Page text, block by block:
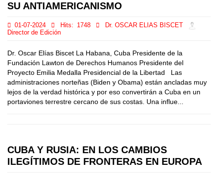
SU ANTIAMERICANISMO
01-07-2024 Hits: 1748
Dr. OSCAR ELIAS BISCET
Director de Edición
Dr. Oscar Elías Biscet La Habana, Cuba Presidente de la
Fundación Lawton de Derechos Humanos Presidente del
Proyecto Emilia Medalla Presidencial de la Libertad Las
administraciones norteñas (Biden y Obama) están ancladas muy
lejos de la verdad histórica y por eso convertirán a Cuba en un
portaviones terrestre cercano de sus costas. Una influe...
CUBA Y RUSIA: EN LOS CAMBIOS
ILEGÍTIMOS DE FRONTERAS EN EUROPA